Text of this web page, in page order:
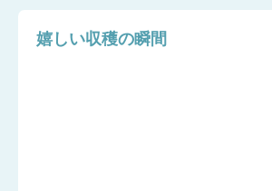
嬉しい収穫の瞬間